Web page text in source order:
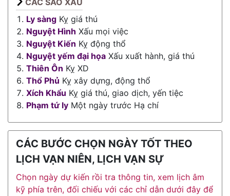
CÁC SAO XẤU
Ly sàng Kỵ giá thú
Nguyệt Hình Xấu mọi việc
Nguyệt Kiến Kỵ động thổ
Nguyệt yếm đại họa Xấu xuất hành, giá thú
Thiên Ôn Kỵ XD
Thổ Phủ Kỵ xây dựng, động thổ
Xích Khẩu Kỵ giá thú, giao dịch, yến tiệc
Phạm tứ ly Một ngày trước Hạ chí
CÁC BƯỚC CHỌN NGÀY TỐT THEO
LỊCH VẠN NIÊN, LỊCH VẠN SỰ
Chọn ngày dự kiến rồi tra thông tin, xem lịch âm
kỹ phía trên, đối chiếu với các chỉ dẫn dưới đây để